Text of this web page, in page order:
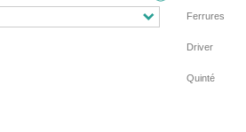
Ferrures
Driver
Quinté